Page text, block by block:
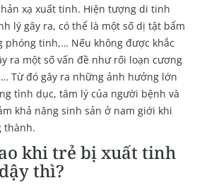
xạ xuất tinh. Hiện tượng di tinh
lý gây ra, có thể là một số dị tật bẩm
phóng tinh,… Nếu không được khắc
ra một số vấn đề như rối loạn cương
Từ đó gây ra những ảnh hưởng lớn
tình dục, tâm lý của người bệnh và
khả năng sinh sản ở nam giới khi
thành.
khi trẻ bị xuất tinh
thì?